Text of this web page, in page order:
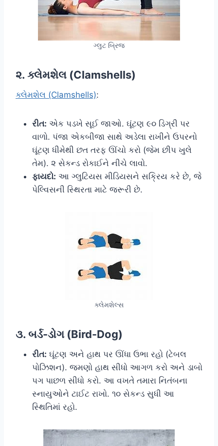
ગ્લુટ બ્રિજ
૨. ક્લેમશેલ (Clamshells)
ક્લેમશેલ (Clamshells):
રીત: એક પડખે સૂઈ જાઓ. ઘૂંટણ ૯૦ ડિગ્રી પર
વાળો. પંજા એકબીજા સાથે અડેલા રાખીને ઉપરનો
ઘૂંટણ ધીમેથી છત તરફ ઊંચો કરો (જેમ છીપ ખુલે
તેમ). ૨ સેકન્ડ રોકાઈને નીચે લાવો.
ફાયદો: આ ગ્લુટિયસ મીડિયસને સક્રિય કરે છે, જે
પેલ્વિસની સ્થિરતા માટે જરૂરી છે.
ક્લેમશેલ્સ
૩. બર્ડ-ડોગ (Bird-Dog)
રીત: ઘૂંટણ અને હાથ પર ઊંધા ઉભા રહો (ટેબલ
પોઝિશન). જમણો હાથ સીધો આગળ કરો અને ડાબો
પગ પાછળ સીધો કરો. આ વખતે તમારા નિતંબના
સ્નાયુઓને ટાઈટ રાખો. ૧૦ સેકન્ડ સુધી આ
સ્થિતિમાં રહો.